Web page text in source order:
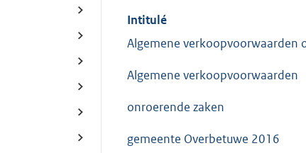
Intitulé
Algemene verkoopvoorwaarden
Algemene verkoopvoorwaarden
onroerende zaken
gemeente Overbetuwe 2016